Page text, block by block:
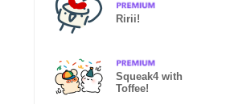
Ririi!
Squeak4 with
Toffee!